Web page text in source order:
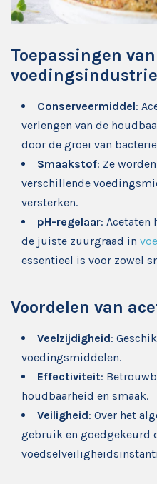
Toepassingen
voedingsindustrie
Conserveermiddel:
verlengen van de
door de groei van
Smaakstof: Ze
verschillende
versterken.
pH-regelaar: Acetaten
de juiste zuurgraad in
essentieel is voor zowel
Voordelen van
Veelzijdigheid:
voedingsmiddelen.
Effectiviteit:
houdbaarheid en smaak.
Veiligheid: Over het
gebruik en goedgekeurd